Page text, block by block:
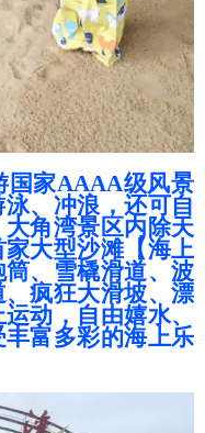
国家AAAA级风景
、冲浪，还可自
角湾景区内除天
家大型沙滩【海上
、雪橇滑道、 波
疯狂大滑坡、漂
动，自由嬉水、
富多彩的海上乐